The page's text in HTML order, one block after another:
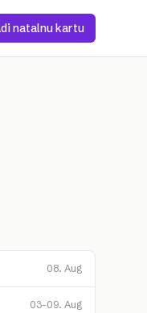
natalnu kartu
08. Aug
03–09. Aug